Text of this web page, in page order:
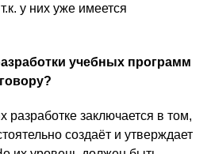
у них уже имеется
учебных программ
заключается в том,
создаёт и утверждает